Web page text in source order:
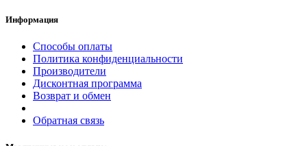
Информация
Способы оплаты
Политика конфиденциальности
Производители
Дисконтная программа
Возврат и обмен
Обратная связь